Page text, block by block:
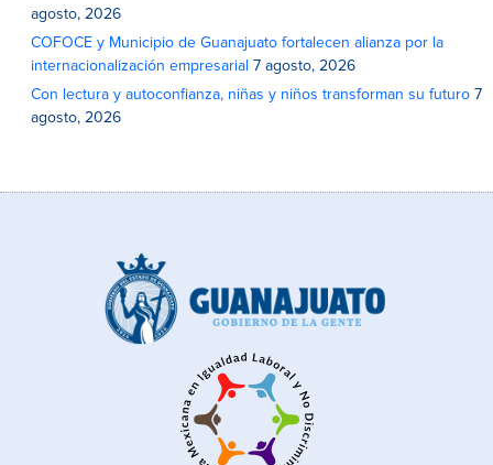
agosto, 2026
COFOCE y Municipio de Guanajuato fortalecen alianza por la
internacionalización empresarial 7 agosto, 2026
Con lectura y autoconfianza, niñas y niños transforman su futuro 7
agosto, 2026